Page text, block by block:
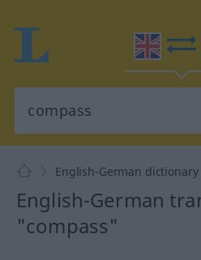
English-German dictionary
English-German
"compass"